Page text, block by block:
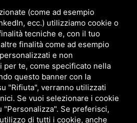
(come ad esempio
ecc.) utilizziamo cookie o
tecniche e, con il tuo
finalità come ad esempio
e non
per te, come specificato nella
questo banner con la
"Rifiuta", verranno utilizzati
Se vuoi selezionare i cookie
"Personalizza". Se preferisci,
di tutti i cookie, anche